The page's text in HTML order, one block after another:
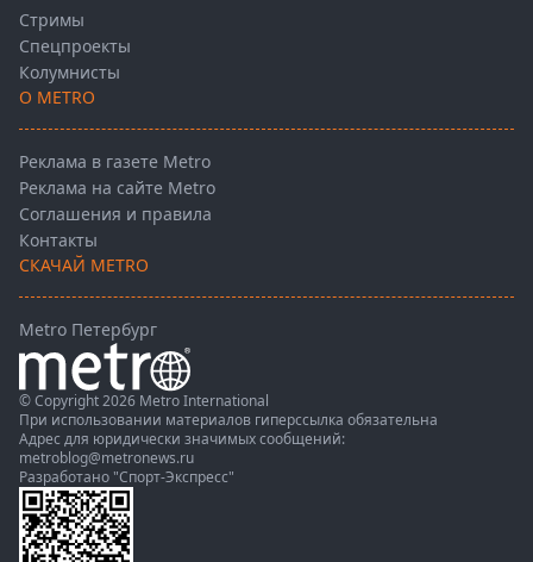
Стримы
Спецпроекты
Колумнисты
О METRO
Реклама в газете Metro
Реклама на сайте Metro
Соглашения и правила
Контакты
СКАЧАЙ METRO
Metro Петербург
© Copyright 2026 Metro International
При использовании материалов гиперссылка обязательна
Адрес для юридически значимых сообщений:
metroblog@metronews.ru
Разработано "Спорт-Экспресс"